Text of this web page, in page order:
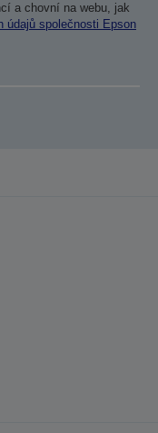
a chovní na webu, jak
údajů společnosti Epson